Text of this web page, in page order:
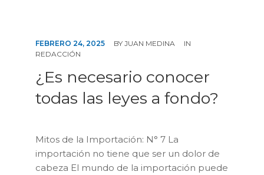
FEBRERO 24, 2025 BY JUAN MEDINA
IN
REDACCIÓN
¿Es necesario conocer
todas las leyes a fondo?
Mitos de la Importación: N° 7 La
importación no tiene que ser un dolor de
cabeza El mundo de la importación puede